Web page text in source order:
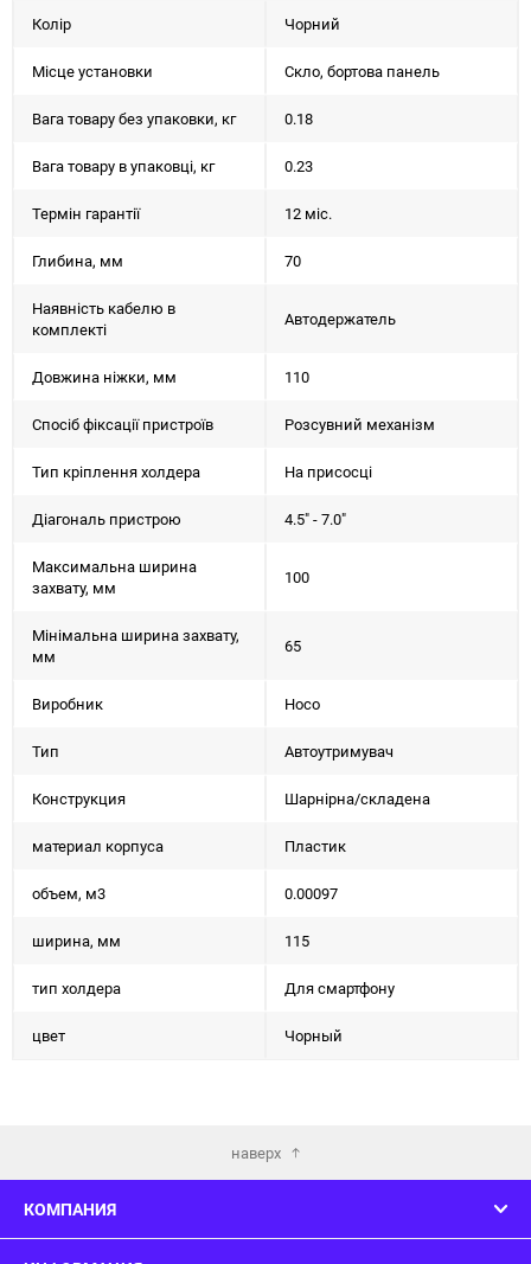
Колір
Чорний
Місце установки Скло, бортова панель
Вага товару без упаковки, кг 0.18
Вага товару в упаковці, кг 0.23
Термін гарантії 12 міс.
Глибина, мм 70
Наявність кабелю в
комплекті
Автодержатель
Довжина ніжки, мм 110
Спосіб фіксації пристроїв Розсувний механізм
Тип кріплення холдера На присосцi
Діагональ пристрою 4.5" - 7.0"
Максимальна ширина
захвату, мм
100
Мінімальна ширина захвату,
мм
65
Виробник Hoco
Тип Автоутримувач
Конструкция Шарнірна/складена
материал корпуса Пластик
объем, м3 0.00097
ширина, мм 115
тип холдера Для смартфону
цвет Чорный
наверх
КОМПАНИЯ